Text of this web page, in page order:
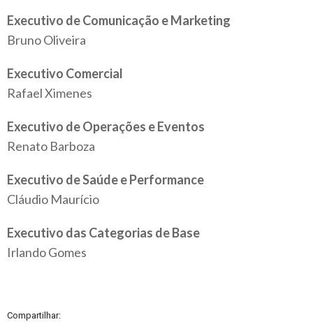
Executivo de Comunicação e Marketing
Bruno Oliveira
Executivo Comercial
Rafael Ximenes
Executivo de Operações e Eventos
Renato Barboza
Executivo de Saúde e Performance
Cláudio Maurício
Executivo das Categorias de Base
Irlando Gomes
Compartilhar: